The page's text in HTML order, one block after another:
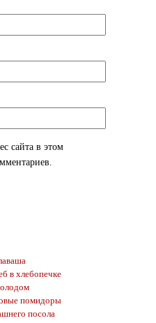
сайта в этом
в хлебопечке
помидоры
посола